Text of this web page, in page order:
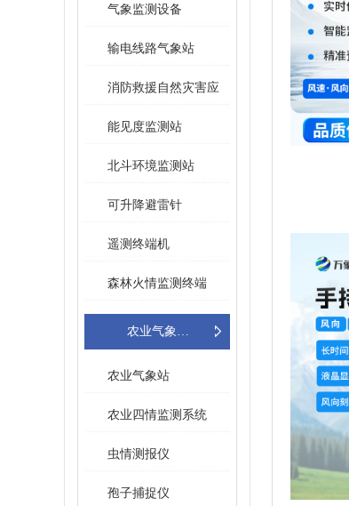
气象监测设备
输电线路气象站
消防救援自然灾害应
急救援装备
能见度监测站
北斗环境监测站
可升降避雷针
遥测终端机
森林火情监测终端
农业气象环境监测
农业气象站
农业四情监测系统
虫情测报仪
孢子捕捉仪